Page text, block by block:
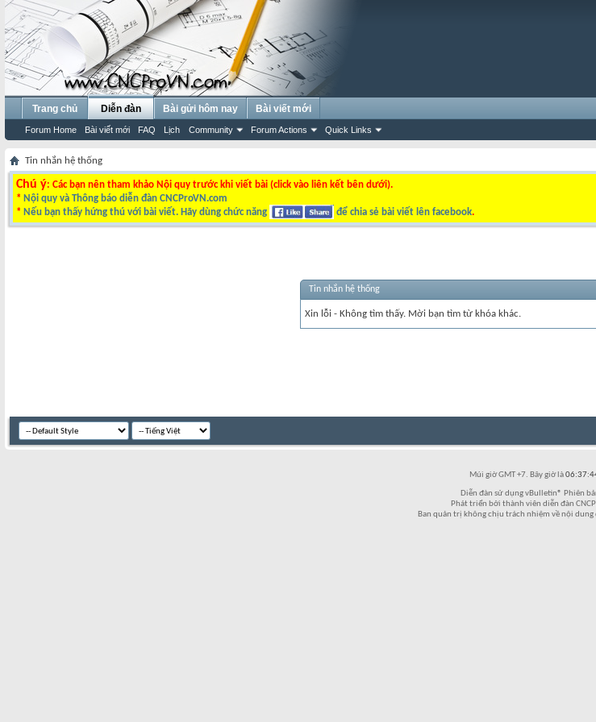
Trang chủ Diễn đàn
Forum Home Bài viết mới FAQ Lịch Community Forum Actions Quick Links
Bài gửi hôm nay Bài viết mới
Tin nhắn hệ thống
Chú ý: Các bạn nên tham khảo Nội quy trước khi viết bài (click vào liên kết bên dưới).
* Nội quy và Thông báo diễn đàn CNCProVN.com
* Nếu bạn thấy hứng thú với bài viết. Hãy dùng chức năng để chia sẻ bài viết lên facebook.
Tin nhắn hệ thống
Xin lỗi - Không tìm thấy. Mời bạn tìm từ khóa khác.
Múi giờ GMT +7. Bây giờ là
Diễn đàn sử dụng vBulletin® Phiên
Phát triển bởi thành viên diễn đàn
Ban quản trị không chịu trách nhiệm về nội dung